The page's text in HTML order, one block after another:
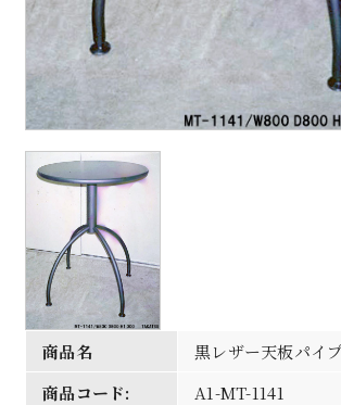
商品名
黒レザー天板パイ
商品コード:
A1-MT-1141